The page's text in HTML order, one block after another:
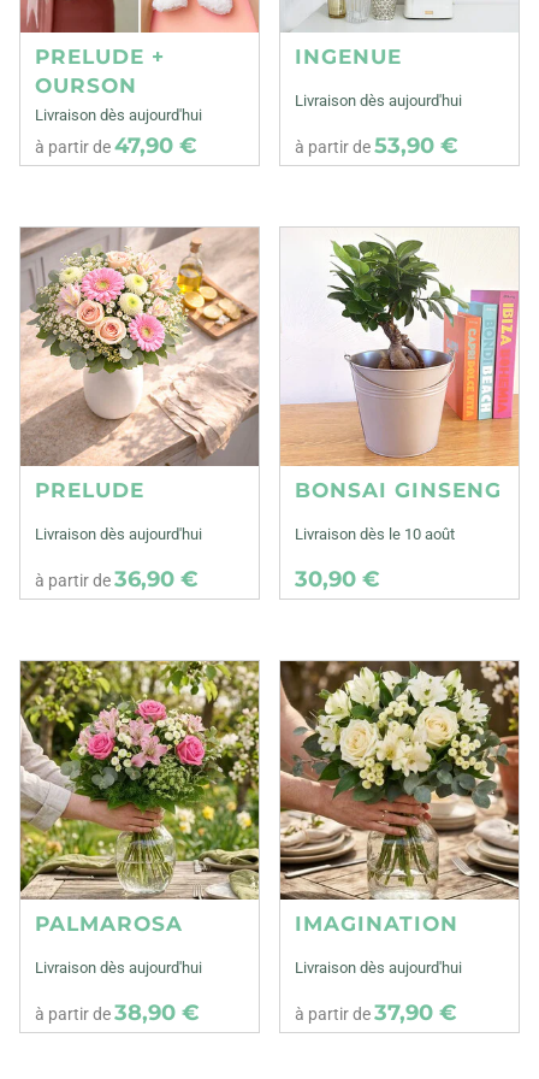
PRELUDE +
OURSON
Livraison dès aujourd'hui
à partir de47,90 €
INGENUE
Livraison dès aujourd'hui
à partir de53,90 €
PRELUDE
Livraison dès aujourd'hui
à partir de36,90 €
BONSAI GINSENG
Livraison dès le 10 août
30,90 €
PALMAROSA
Livraison dès aujourd'hui
à partir de38,90 €
IMAGINATION
Livraison dès aujourd'hui
à partir de37,90 €